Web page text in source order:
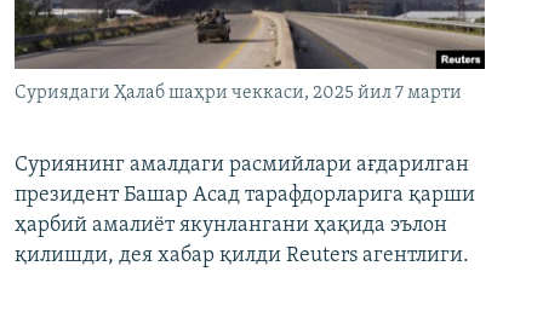
Суриядаги Ҳалаб шаҳри чеккаси, 2025 йил 7 марти
Суриянинг амалдаги расмийлари ағдарилган
президент Башар Асад тарафдорларига қарши
ҳарбий амалиёт якунлангани ҳақида эълон
қилишди, дея хабар қилди Reuters агентлиги.